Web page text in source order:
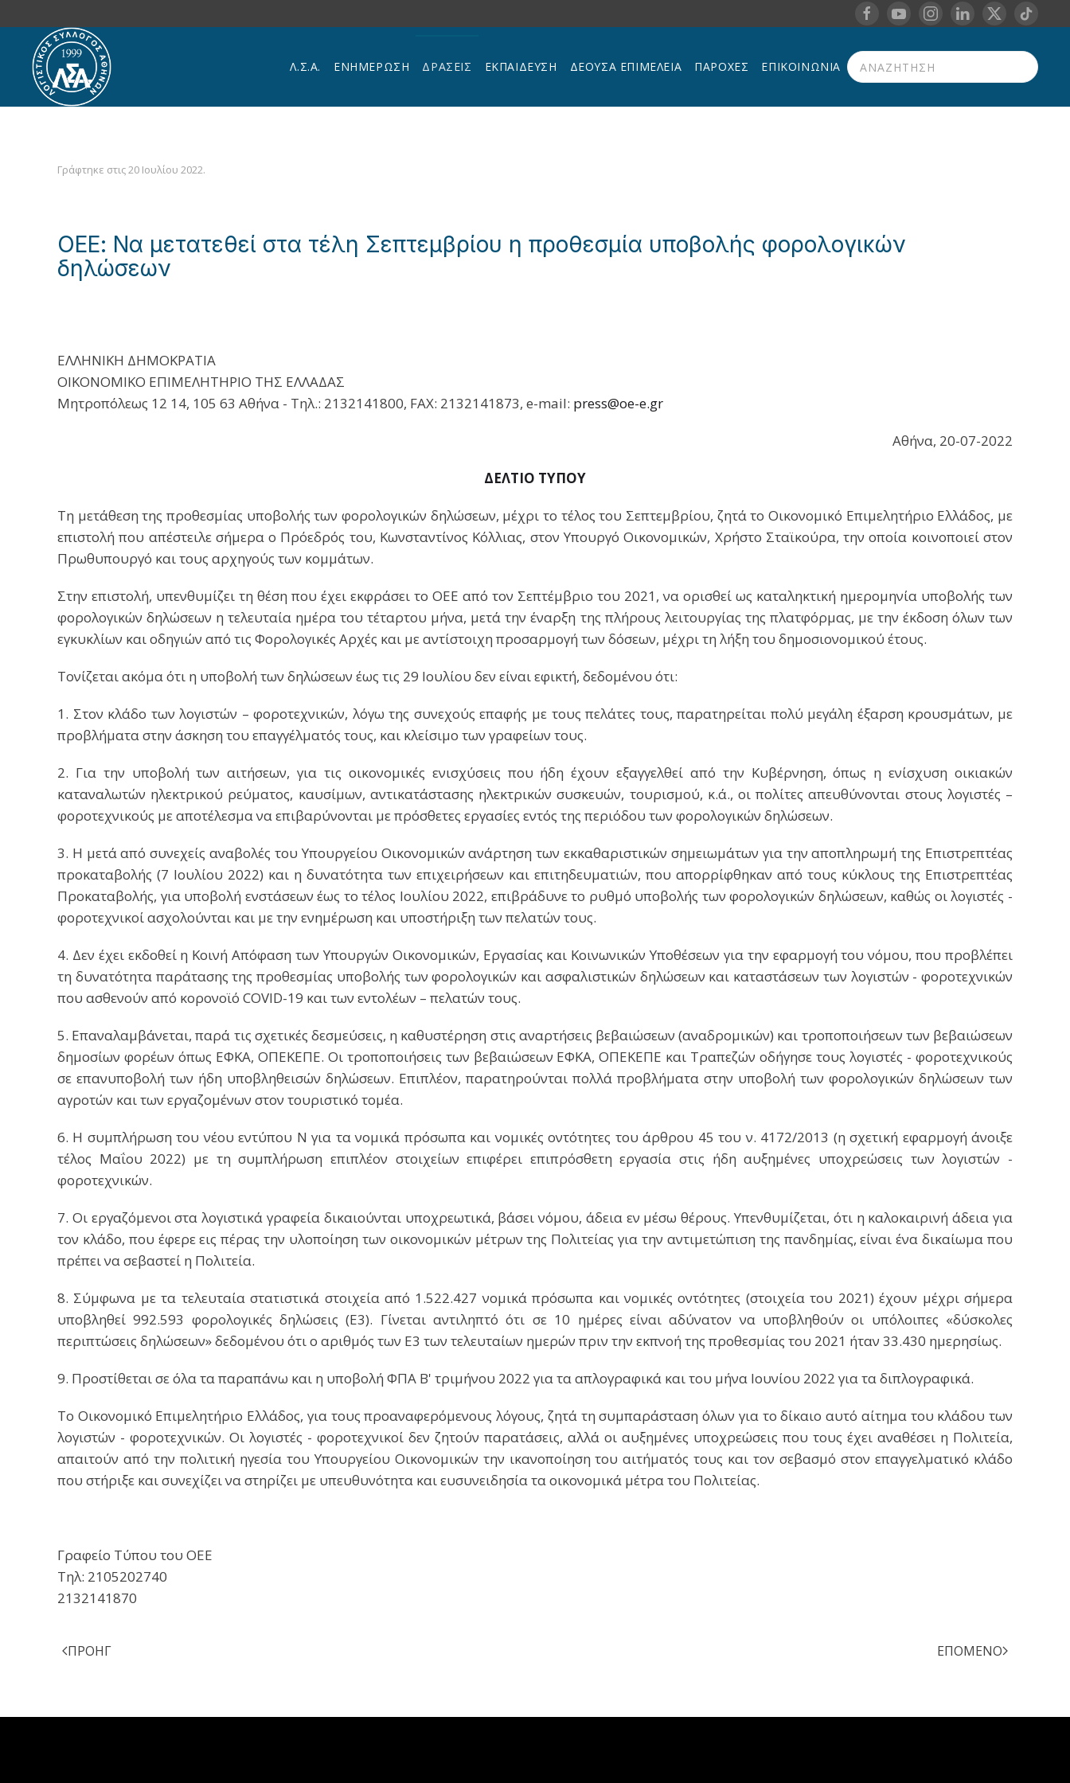
Skip to main content
Λ.Σ.Α. ΕΝΗΜΕΡΩΣΗ ΔΡΑΣΕΙΣ ΕΚΠΑΊΔΕΥΣΗ ΔΕΟΥΣΑ ΕΠΙΜΕΛΕΙΑ ΠΑΡΟΧΈΣ
ΕΠΙΚΟΙΝΩΝΊΑ
Γράφτηκε στις20 Ιουλίου 2022.
ΟΕΕ: Να μετατεθεί στα τέλη Σεπτεμβρίου η προθεσμία υποβολής φορολογικών
δηλώσεων
ΕΛΛΗΝΙΚΗ ΔΗΜΟΚΡΑΤΙΑ
ΟΙΚΟΝΟΜΙΚΟ ΕΠΙΜΕΛΗΤΗΡΙΟ ΤΗΣ ΕΛΛΑΔΑΣ
Μητροπόλεως 12 14, 105 63 Αθήνα - Τηλ.: 2132141800, FAX: 2132141873, e-mail: press@oe-e.gr
Αθήνα, 20-07-2022
ΔΕΛΤΙΟ ΤΥΠΟΥ
Τη μετάθεση της προθεσμίας υποβολής των φορολογικών δηλώσεων, μέχρι το τέλος του Σεπτεμβρίου, ζητά το Οικονομικό Επιμελητήριο Ελλάδος, με
επιστολή που απέστειλε σήμερα ο Πρόεδρός του, Κωνσταντίνος Κόλλιας, στον Υπουργό Οικονομικών, Χρήστο Σταϊκούρα, την οποία κοινοποιεί στον
Πρωθυπουργό και τους αρχηγούς των κομμάτων.
Στην επιστολή, υπενθυμίζει τη θέση που έχει εκφράσει το ΟΕΕ από τον Σεπτέμβριο του 2021, να ορισθεί ως καταληκτική ημερομηνία υποβολής των
φορολογικών δηλώσεων η τελευταία ημέρα του τέταρτου μήνα, μετά την έναρξη της πλήρους λειτουργίας της πλατφόρμας, με την έκδοση όλων των
εγκυκλίων και οδηγιών από τις Φορολογικές Αρχές και με αντίστοιχη προσαρμογή των δόσεων, μέχρι τη λήξη του δημοσιονομικού έτους.
Τονίζεται ακόμα ότι η υποβολή των δηλώσεων έως τις 29 Ιουλίου δεν είναι εφικτή, δεδομένου ότι:
1. Στον κλάδο των λογιστών – φοροτεχνικών, λόγω της συνεχούς επαφής με τους πελάτες τους, παρατηρείται πολύ μεγάλη έξαρση κρουσμάτων, με
προβλήματα στην άσκηση του επαγγέλματός τους, και κλείσιμο των γραφείων τους.
2. Για την υποβολή των αιτήσεων, για τις οικονομικές ενισχύσεις που ήδη έχουν εξαγγελθεί από την Κυβέρνηση, όπως η ενίσχυση οικιακών
καταναλωτών ηλεκτρικού ρεύματος, καυσίμων, αντικατάστασης ηλεκτρικών συσκευών, τουρισμού, κ.ά., οι πολίτες απευθύνονται στους λογιστές –
φοροτεχνικούς με αποτέλεσμα να επιβαρύνονται με πρόσθετες εργασίες εντός της περιόδου των φορολογικών δηλώσεων.
3. Η μετά από συνεχείς αναβολές του Υπουργείου Οικονομικών ανάρτηση των εκκαθαριστικών σημειωμάτων για την αποπληρωμή της Επιστρεπτέας
προκαταβολής (7 Ιουλίου 2022) και η δυνατότητα των επιχειρήσεων και επιτηδευματιών, που απορρίφθηκαν από τους κύκλους της Επιστρεπτέας
Προκαταβολής, για υποβολή ενστάσεων έως το τέλος Ιουλίου 2022, επιβράδυνε το ρυθμό υποβολής των φορολογικών δηλώσεων, καθώς οι λογιστές -
φοροτεχνικοί ασχολούνται και με την ενημέρωση και υποστήριξη των πελατών τους.
4. Δεν έχει εκδοθεί η Κοινή Απόφαση των Υπουργών Οικονομικών, Εργασίας και Κοινωνικών Υποθέσεων για την εφαρμογή του νόμου, που προβλέπει
τη δυνατότητα παράτασης της προθεσμίας υποβολής των φορολογικών και ασφαλιστικών δηλώσεων και καταστάσεων των λογιστών - φοροτεχνικών
που ασθενούν από κορονοϊό COVID-19 και των εντολέων – πελατών τους.
5. Επαναλαμβάνεται, παρά τις σχετικές δεσμεύσεις, η καθυστέρηση στις αναρτήσεις βεβαιώσεων (αναδρομικών) και τροποποιήσεων των βεβαιώσεων
δημοσίων φορέων όπως ΕΦΚΑ, ΟΠΕΚΕΠΕ. Οι τροποποιήσεις των βεβαιώσεων ΕΦΚΑ, ΟΠΕΚΕΠΕ και Τραπεζών οδήγησε τους λογιστές - φοροτεχνικούς
σε επανυποβολή των ήδη υποβληθεισών δηλώσεων. Επιπλέον, παρατηρούνται πολλά προβλήματα στην υποβολή των φορολογικών δηλώσεων των
αγροτών και των εργαζομένων στον τουριστικό τομέα.
6. Η συμπλήρωση του νέου εντύπου Ν για τα νομικά πρόσωπα και νομικές οντότητες του άρθρου 45 του ν. 4172/2013 (η σχετική εφαρμογή άνοιξε
τέλος Μαΐου 2022) με τη συμπλήρωση επιπλέον στοιχείων επιφέρει επιπρόσθετη εργασία στις ήδη αυξημένες υποχρεώσεις των λογιστών -
φοροτεχνικών.
7. Οι εργαζόμενοι στα λογιστικά γραφεία δικαιούνται υποχρεωτικά, βάσει νόμου, άδεια εν μέσω θέρους. Υπενθυμίζεται, ότι η καλοκαιρινή άδεια για
τον κλάδο, που έφερε εις πέρας την υλοποίηση των οικονομικών μέτρων της Πολιτείας για την αντιμετώπιση της πανδημίας, είναι ένα δικαίωμα που
πρέπει να σεβαστεί η Πολιτεία.
8. Σύμφωνα με τα τελευταία στατιστικά στοιχεία από 1.522.427 νομικά πρόσωπα και νομικές οντότητες (στοιχεία του 2021) έχουν μέχρι σήμερα
υποβληθεί 992.593 φορολογικές δηλώσεις (Ε3). Γίνεται αντιληπτό ότι σε 10 ημέρες είναι αδύνατον να υποβληθούν οι υπόλοιπες «δύσκολες
περιπτώσεις δηλώσεων» δεδομένου ότι ο αριθμός των Ε3 των τελευταίων ημερών πριν την εκπνοή της προθεσμίας του 2021 ήταν 33.430 ημερησίως.
9. Προστίθεται σε όλα τα παραπάνω και η υποβολή ΦΠΑ Β' τριμήνου 2022 για τα απλογραφικά και του μήνα Ιουνίου 2022 για τα διπλογραφικά.
Το Οικονομικό Επιμελητήριο Ελλάδος, για τους προαναφερόμενους λόγους, ζητά τη συμπαράσταση όλων για το δίκαιο αυτό αίτημα του κλάδου των
λογιστών - φοροτεχνικών. Οι λογιστές - φοροτεχνικοί δεν ζητούν παρατάσεις, αλλά οι αυξημένες υποχρεώσεις που τους έχει αναθέσει η Πολιτεία,
απαιτούν από την πολιτική ηγεσία του Υπουργείου Οικονομικών την ικανοποίηση του αιτήματός τους και τον σεβασμό στον επαγγελματικό κλάδο
που στήριξε και συνεχίζει να στηρίζει με υπευθυνότητα και ευσυνειδησία τα οικονομικά μέτρα του Πολιτείας.
Γραφείο Τύπου του ΟΕΕ
Τηλ: 2105202740
2132141870
ΠΡΟΗΓ ΕΠΌΜΕΝΟ